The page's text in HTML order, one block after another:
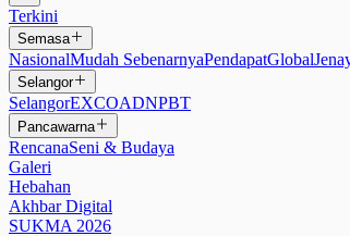
Terkini
Semasa
NasionalMudah SebenarnyaPendapatGlobal
Selangor
SelangorEXCOADNPBT
Pancawarna
RencanaSeni & Budaya
Galeri
Hebahan
Akhbar Digital
SUKMA 2026